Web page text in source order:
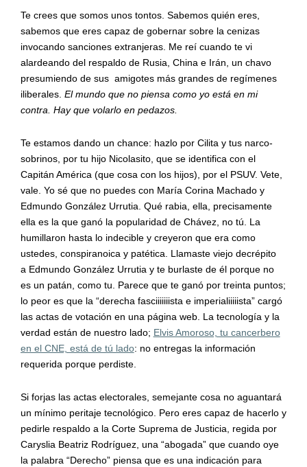
Te crees que somos unos tontos. Sabemos quién eres,
sabemos que eres capaz de gobernar sobre la cenizas
invocando sanciones extranjeras. Me reí cuando te vi
alardeando del respaldo de Rusia, China e Irán, un chavo
presumiendo de sus amigotes más grandes de regímenes
iliberales. El mundo que no piensa como yo está en mi
contra. Hay que volarlo en pedazos.
Te estamos dando un chance: hazlo por Cilita y tus narco-
sobrinos, por tu hijo Nicolasito, que se identifica con el
Capitán América (que cosa con los hijos), por el PSUV. Vete,
vale. Yo sé que no puedes con María Corina Machado y
Edmundo González Urrutia. Qué rabia, ella, precisamente
ella es la que ganó la popularidad de Chávez, no tú. La
humillaron hasta lo indecible y creyeron que era como
ustedes, conspiranoica y patética. Llamaste viejo decrépito
a Edmundo González Urrutia y te burlaste de él porque no
es un patán, como tu. Parece que te ganó por treinta puntos;
lo peor es que la “derecha fasciiiiiiista e imperialiiiiista” cargó
las actas de votación en una página web. La tecnología y la
verdad están de nuestro lado; Elvis Amoroso, tu cancerbero
en el CNE, está de tú lado: no entregas la información
requerida porque perdiste.
Si forjas las actas electorales, semejante cosa no aguantará
un mínimo peritaje tecnológico. Pero eres capaz de hacerlo y
pedirle respaldo a la Corte Suprema de Justicia, regida por
Caryslia Beatriz Rodríguez, una “abogada” que cuando oye
la palabra “Derecho” piensa que es una indicación para